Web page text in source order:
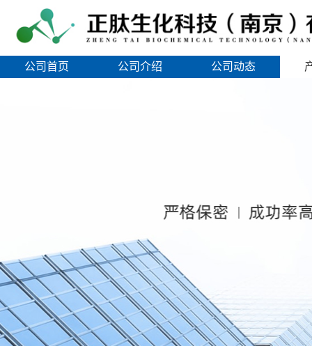
公司首页 公司介绍 公司动态